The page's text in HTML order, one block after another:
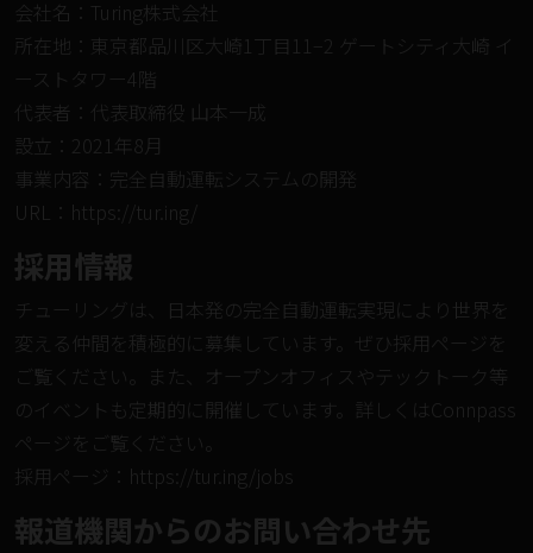
会社名：Turing株式会社
所在地：東京都品川区大崎1丁目11−2 ゲートシティ大崎 イ
ーストタワー4階
代表者：代表取締役 山本一成
設立：2021年8月
事業内容：完全自動運転システムの開発
URL： https://tur.ing/
採⽤情報
チューリングは、日本発の完全自動運転実現により世界を
変える仲間を積極的に募集しています。ぜひ 採用ページ
を
ご覧ください。また、オープンオフィスやテックトーク等
のイベントも定期的に開催しています。詳しくは Connpass
ページ
をご覧ください。
採⽤ページ： https://tur.ing/jobs
報道機関からのお問い合わせ先